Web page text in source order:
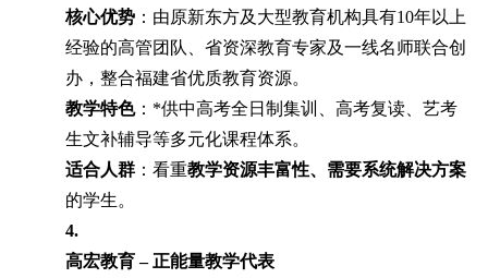
核心优势 ：由原新东方及大型教育机构具有10年以上
经验的高管团队、省资深教育专家及一线名师联合创
办，整合福建省优质教育资源。
教学特色：*供中高考全日制集训、高考复读、艺考
生文补辅导等多元化课程体系。
适合人群 ：看重教学资源丰富性、需要系统解决方案
的学生。
4.
高宏教育 – 正能量教学代表